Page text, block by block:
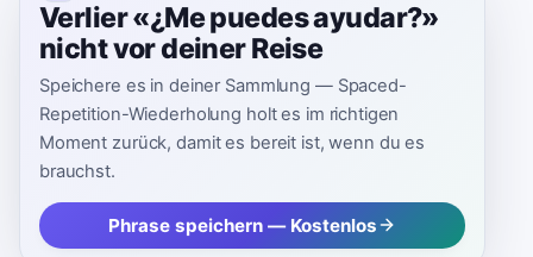
Verlier «¿Me puedes ayudar?»
nicht vor deiner Reise
Speichere es in deiner Sammlung — Spaced-
Repetition-Wiederholung holt es im richtigen
Moment zurück, damit es bereit ist, wenn du es
brauchst.
Phrase speichern — Kostenlos